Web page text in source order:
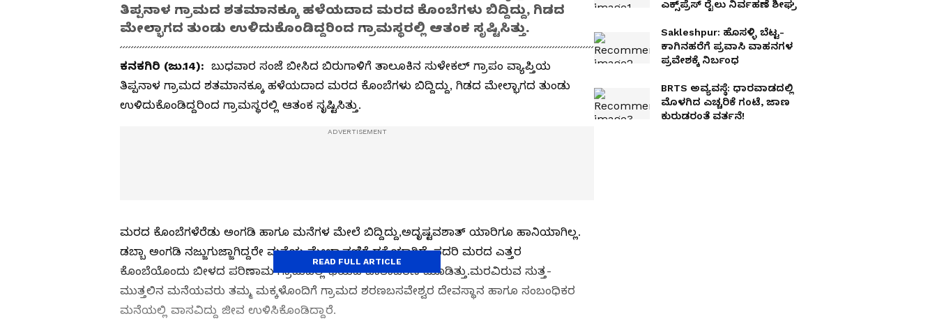
ತಿಪ್ಪನಾಳ ಗ್ರಾಮದ ಶತಮಾನಕ್ಕೂ ಹಳೆಯದಾದ ಮರದ ಕೊಂಬೆಗಳು ಬಿದ್ದಿದ್ದು, ಗಿಡದ
ಮೇಲ್ಭಾಗದ ತುಂಡು ಉಳಿದುಕೊಂಡಿದ್ದರಿಂದ ಗ್ರಾಮಸ್ಥರಲ್ಲಿ ಆತಂಕ ಸೃಷ್ಟಿಸಿತ್ತು.
ಕನಕಗಿರಿ (ಜು.14): ಬುಧವಾರ ಸಂಜೆ ಬೀಸಿದ ಬಿರುಗಾಳಿಗೆ ತಾಲೂಕಿನ ಸುಳೇಕಲ್‌ ಗ್ರಾಪಂ ವ್ಯಾಪ್ತಿಯ
ತಿಪ್ಪನಾಳ ಗ್ರಾಮದ ಶತಮಾನಕ್ಕೂ ಹಳೆಯದಾದ ಮರದ ಕೊಂಬೆಗಳು ಬಿದ್ದಿದ್ದು, ಗಿಡದ ಮೇಲ್ಭಾಗದ ತುಂಡು
ಉಳಿದುಕೊಂಡಿದ್ದರಿಂದ ಗ್ರಾಮಸ್ಥರಲ್ಲಿ ಆತಂಕ ಸೃಷ್ಟಿಸಿತ್ತು.
ಮರದ ಕೊಂಬೆಗಳೆರೆಡು ಅಂಗಡಿ ಹಾಗೂ ಮನೆಗಳ ಮೇಲೆ ಬಿದ್ದಿದ್ದು,ಅದೃಷ್ಟವಶಾತ್‌ ಯಾರಿಗೂ ಹಾನಿಯಾಗಿಲ್ಲ.
ಡಬ್ಬಾ ಅಂಗಡಿ ನಜ್ಜುಗುಜ್ಜಾಗಿದ್ದರೇ ಮನೆಯ ಮೇಲ್ಚಾವಣಿಗೆ ಧಕ್ಕೆಯಾಗಿದೆ. ಸದರಿ ಮರದ ಎತ್ತರ
ಕೊಂಬೆಯೊಂದು ಬೀಳದ ಪರಿಣಾಮ ಗ್ರಾಮದಲ್ಲಿ ಭಯದ ವಾತಾವರಣ ಮೂಡಿತ್ತು.ಮರವಿರುವ ಸುತ್ತ-
ಮುತ್ತಲಿನ ಮನೆಯವರು ತಮ್ಮ ಮಕ್ಕಳೊಂದಿಗೆ ಗ್ರಾಮದ ಶರಣಬಸವೇಶ್ವರ ದೇವಸ್ಥಾನ ಹಾಗೂ ಸಂಬಂಧಿಕರ
ಮನೆಯಲ್ಲಿ ವಾಸವಿದ್ದು ಜೀವ ಉಳಿಸಿಕೊಂಡಿದ್ದಾರೆ.
READ FULL ARTICLE
ಎಕ್ಸ್‌ಪ್ರೆಸ್ ರೈಲು ನಿರ್ವಹಣೆ ಶೀಘ್ರ
Sakleshpur: ಹೊಸಳ್ಳಿ ಬೆಟ್ಟ-
ಕಾಗಿನಹರೆಗೆ ಪ್ರವಾಸಿ ವಾಹನಗಳ
ಪ್ರವೇಶಕ್ಕೆ ನಿರ್ಬಂಧ
BRTS ಅವ್ಯವಸ್ಥೆ: ಧಾರವಾಡದಲ್ಲಿ
ಮೊಳಗಿದ ಎಚ್ಚರಿಕೆ ಗಂಟೆ, ಜಾಣ
ಕುರುಡರಂತೆ ವರ್ತನೆ!